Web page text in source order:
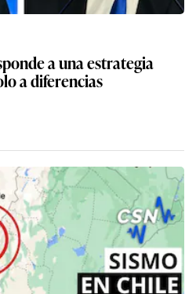
a una estrategia
a diferencias